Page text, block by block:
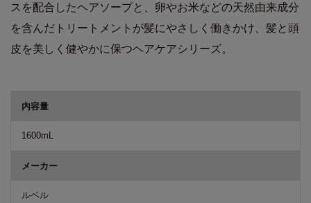
スを配合したヘアソープと、卵やお米などの天然由来成分
を含んだトリートメントが髪にやさしく働きかけ、髪と頭
皮を美しく健やかに保つヘアケアシリーズ。
内容量
1600mL
メーカー
ルベル